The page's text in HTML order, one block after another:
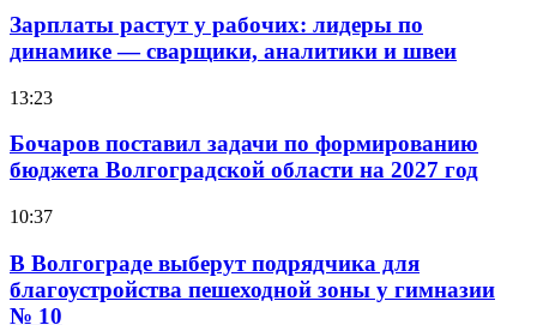
Зарплаты растут у рабочих: лидеры по
динамике — сварщики, аналитики и швеи
13:23
Бочаров поставил задачи по формированию
бюджета Волгоградской области на 2027 год
10:37
В Волгограде выберут подрядчика для
благоустройства пешеходной зоны у гимназии
№ 10